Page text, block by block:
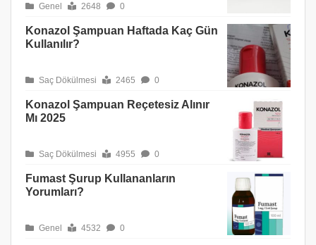
Genel 2648 0
Konazol Şampuan Haftada Kaç Gün
Kullanılır?
Saç Dökülmesi 2465 0
Konazol Şampuan Reçetesiz Alınır
Mı 2025
Saç Dökülmesi 4955 0
Fumast Şurup Kullananların
Yorumları?
Genel 4532 0